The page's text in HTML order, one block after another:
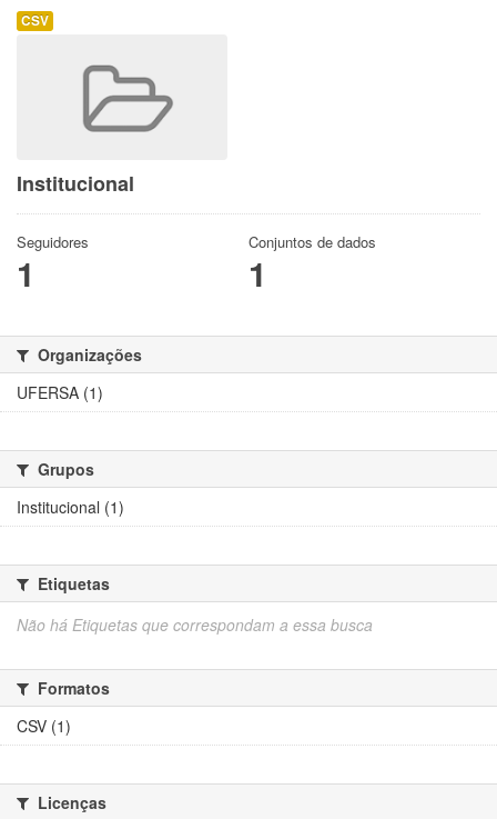
CSV
Institucional
Seguidores
1
Conjuntos de dados
1
Organizações
UFERSA (1)
Grupos
Institucional (1)
Etiquetas
Não há Etiquetas que correspondam a essa busca
Formatos
CSV (1)
Licenças